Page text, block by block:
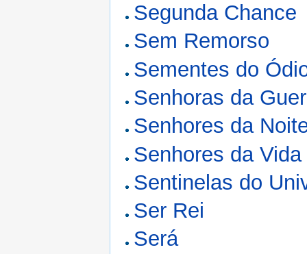
Segunda Chance
Sem Remorso
Sementes do
Senhoras da
Senhores da
Senhores da
Sentinelas do
Ser Rei
Será